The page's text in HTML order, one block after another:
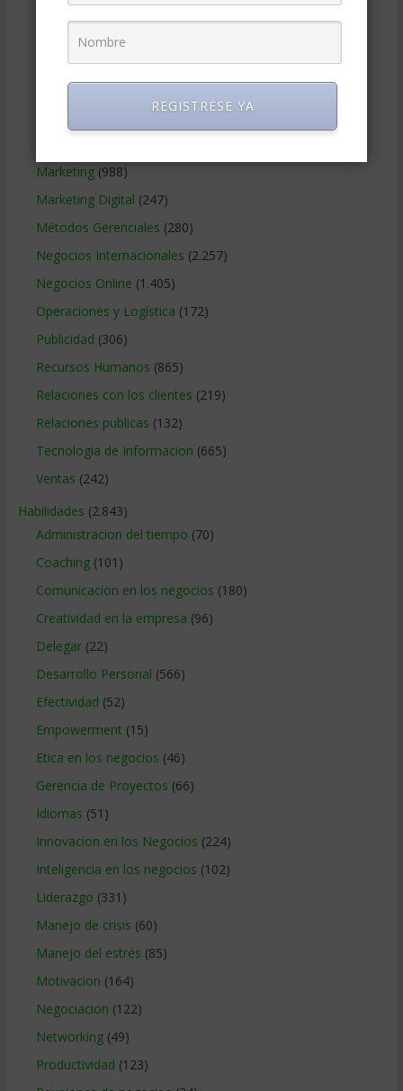
Educacion Gerencial(454)
Finanzas Corporativas(748)
Gerencia social y ambiental(223)
Gobierno Corporativo(11)
Marketing(988)
Marketing Digital (247)
Métodos Gerenciales (280)
Negocios Internacionales (2.257)
Negocios Online (1.405)
Operaciones y Logística (172)
Publicidad (306)
Recursos Humanos (865)
Relaciones con los clientes (219)
Relaciones publicas (132)
Tecnologia de Informacion (665)
Ventas (242)
Habilidades (2.843)
Administracion del tiempo (70)
Coaching(101)
Comunicacion en los negocios (180)
Creatividad en la empresa (96)
Delegar(22)
Desarrollo Personal (566)
Efectividad (52)
Empowerment (15)
Etica en los negocios (46)
Gerencia de Proyectos (66)
Idiomas (51)
Innovacion en los Negocios (224)
Inteligencia en los negocios (102)
Liderazgo (331)
Manejo de crisis (60)
Manejo del estrés (85)
Motivacion (164)
Negociacion (122)
Networking(49)
Productividad (123)
REGISTRESE YA